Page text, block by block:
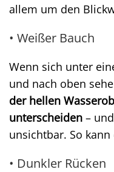
allem um den
• Weißer Bauch
Wenn sich unter
und nach oben
der hellen
unterscheiden –
unsichtbar. So
• Dunkler Rücken